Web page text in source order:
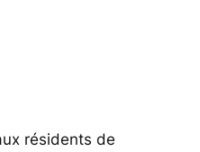
résidents de